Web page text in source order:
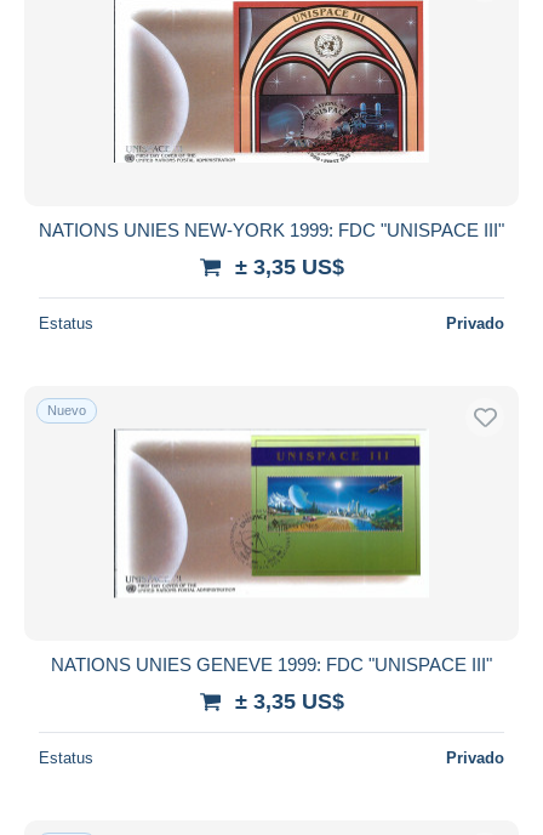
NATIONS UNIES NEW-YORK 1999: FDC "UNISPACE III"
± 3,35 US$
Estatus Privado
Nuevo
NATIONS UNIES GENEVE 1999: FDC "UNISPACE III"
± 3,35 US$
Estatus Privado